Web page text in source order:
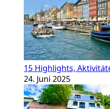
15 Highlights,
24. Juni 2025